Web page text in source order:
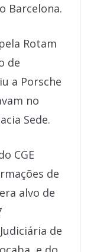
Barcelona.
Rotam
de
a Porsche
no
Sede.
CGE
de
alvo de
de